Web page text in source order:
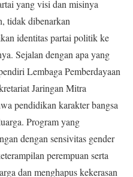
yang visi dan misinya
tidak dibenarkan
identitas partai politik ke
Sejalan dengan apa yang
Lembaga Pemberdayaan
Jaringan Mitra
pendidikan karakter bangsa
Program yang
dengan sensivitas gender
perempuan serta
dan menghapus kekerasan